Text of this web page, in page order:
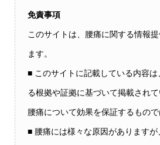
免責事項
このサイトは、腰痛に関する情報
ます。
■ このサイトに記載している内容は
る根拠や証拠に基づいて掲載され
腰痛について効果を保証するもので
■ 腰痛には様々な原因があります